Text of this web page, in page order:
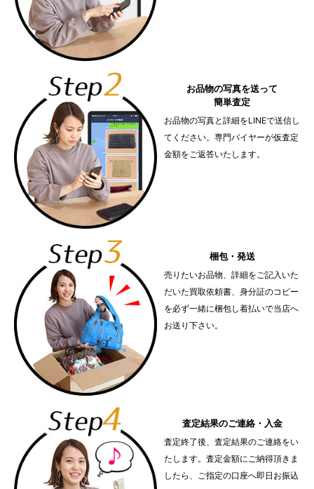
お品物の写真を送って
簡単査定
お品物の写真と詳細をLINEで送信し
てください。専門バイヤーが仮査定
金額をご返答いたします。
梱包・発送
売りたいお品物、詳細をご記入いた
だいた買取依頼書、身分証のコピー
を必ず一緒に梱包し着払いで当店へ
お送り下さい。
査定結果のご連絡・入金
査定終了後、査定結果のご連絡をい
たします。査定金額にご納得頂きま
したら、ご指定の口座へ即日お振込